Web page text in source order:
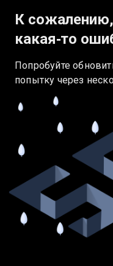
К
какая‑то
Попробуйте
попытку через